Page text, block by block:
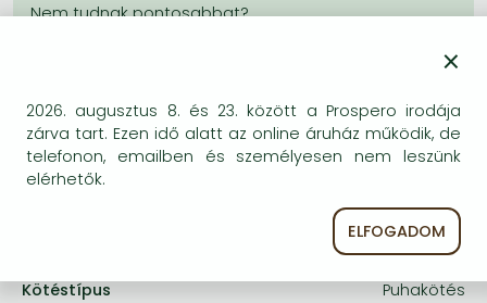
Frieren manga
A termék adatai:
Kiadó
1983. január 1.
Kötéstípus
Puhakötés
×
2026. augusztus 8. és 23. között a Prospero irodája
zárva tart. Ezen idő alatt az online áruház működik, de
telefonon, emailben és személyesen nem leszünk
elérhetők.
ELFOGADOM